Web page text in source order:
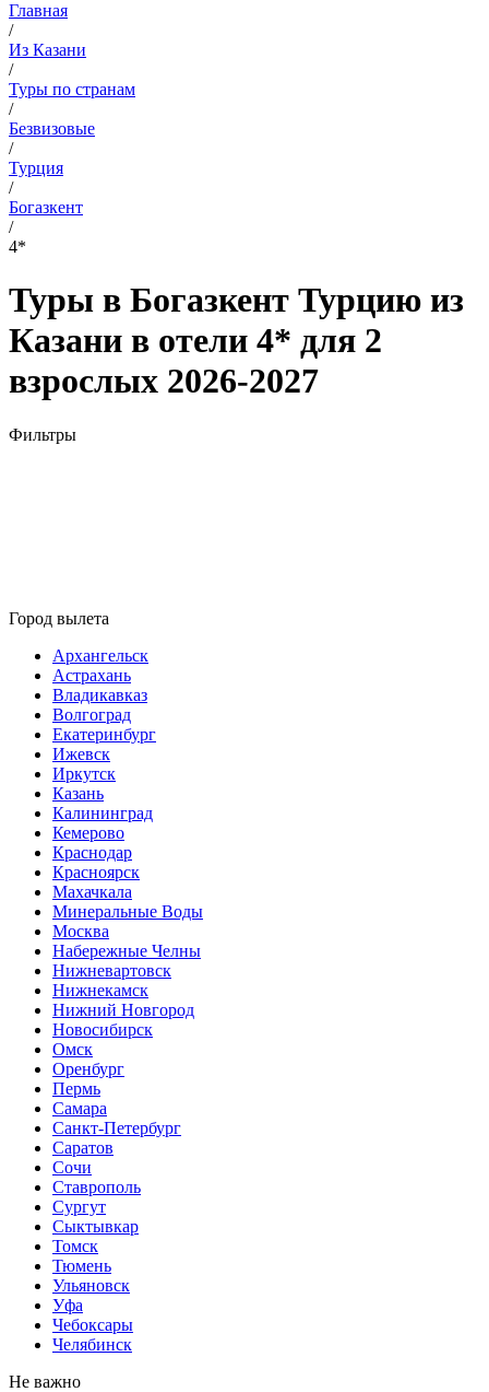
Главная
/
Из Казани
/
Туры по странам
/
Безвизовые
/
Турция
/
Богазкент
/
4*
Туры в Богазкент Турцию из
Казани в отели 4* для 2
взрослых 2026-2027
Фильтры
Город вылета
Архангельск
Астрахань
Владикавказ
Волгоград
Екатеринбург
Ижевск
Иркутск
Казань
Калининград
Кемерово
Краснодар
Красноярск
Махачкала
Минеральные Воды
Москва
Набережные Челны
Нижневартовск
Нижнекамск
Нижний Новгород
Новосибирск
Омск
Оренбург
Пермь
Самара
Санкт-Петербург
Саратов
Сочи
Ставрополь
Сургут
Сыктывкар
Томск
Тюмень
Ульяновск
Уфа
Чебоксары
Челябинск
Не важно